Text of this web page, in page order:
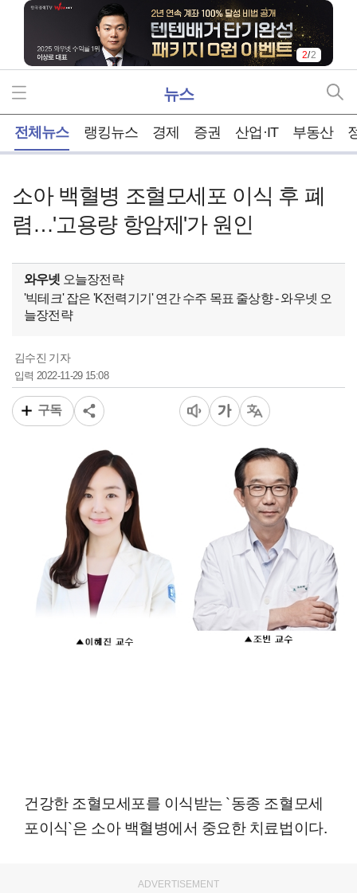
2/2
뉴스
전체뉴스 랭킹뉴스 경제 증권 산업·IT 부동산
소아 백혈병 조혈모세포 이식 후 폐
렴…'고용량 항암제'가 원인
와우넷 오늘장전략
'빅테크' 잡은 'K전력기기' 연간 수주 목표 줄상향 - 와우넷 오
늘장전략
김수진 기자
입력 2022-11-29 15:08
구독
건강한 조혈모세포를 이식받는 `동종 조혈모세
포이식`은 소아 백혈병에서 중요한 치료법이다.
ADVERTISEMENT